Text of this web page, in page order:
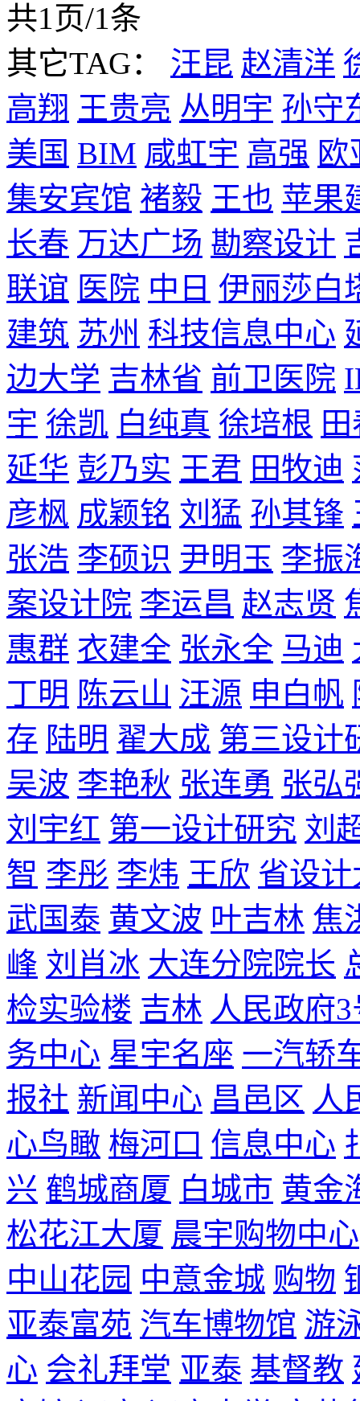
共1页/1条
其它TAG： 汪昆 赵清洋
高翔 王贵亮 丛明宇 孙守
美国 BIM 咸虹宇 高强 欧
集安宾馆 褚毅 王也 苹果
长春 万达广场 勘察设计
联谊 医院 中日 伊丽莎白
建筑 苏州 科技信息中心
边大学 吉林省 前卫医院
宇 徐凯 白纯真 徐培根
延华 彭乃实 王君 田牧迪
彦枫 成颖铭 刘猛 孙其锋
张浩 李硕识 尹明玉 李振
案设计院 李运昌 赵志贤
惠群 衣建全 张永全 马迪
丁明 陈云山 汪源 申白帆
存 陆明 翟大成 第三设计
吴波 李艳秋 张连勇 张弘
刘宇红 第一设计研究 刘
智 李彤 李炜 王欣 省设计
武国泰 黄文波 叶吉林 焦
峰 刘肖冰 大连分院院长
检实验楼 吉林 人民政府
务中心 星宇名座 一汽轿
报社 新闻中心 昌邑区 人
心鸟瞰 梅河口 信息中心
兴 鹤城商厦 白城市 黄金
松花江大厦 晨宇购物中心
中山花园 中意金城 购物
亚泰富苑 汽车博物馆 游
心 会礼拜堂 亚泰 基督教